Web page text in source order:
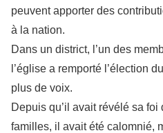
peuvent apporter des
à la nation.
Dans un district, l’un des
l’église a remporté l’élection
plus de voix.
Depuis qu’il avait révélé sa
familles, il avait été calomnié,